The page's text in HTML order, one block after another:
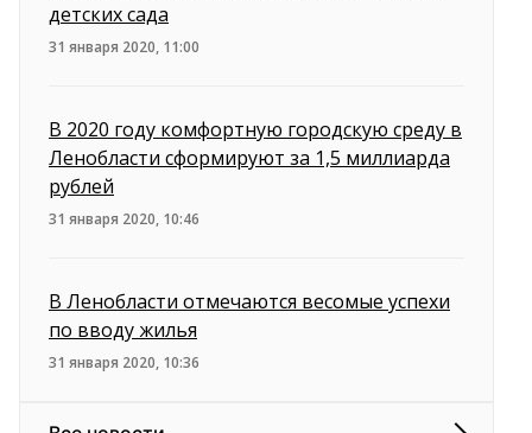
детских сада
31 января 2020, 11:00
В 2020 году комфортную городскую среду в
Ленобласти сформируют за 1,5 миллиарда
рублей
31 января 2020, 10:46
В Ленобласти отмечаются весомые успехи
по вводу жилья
31 января 2020, 10:36